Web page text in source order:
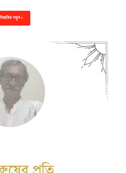
বিস্তারিত পড়ুন »